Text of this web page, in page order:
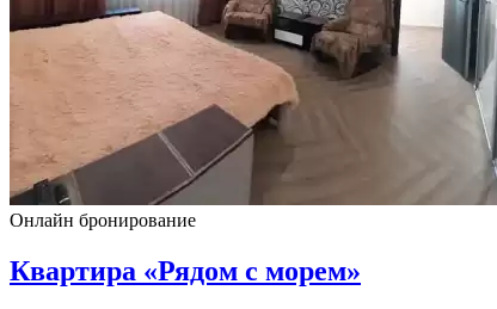
Онлайн бронирование
Квартира «Рядом с морем»